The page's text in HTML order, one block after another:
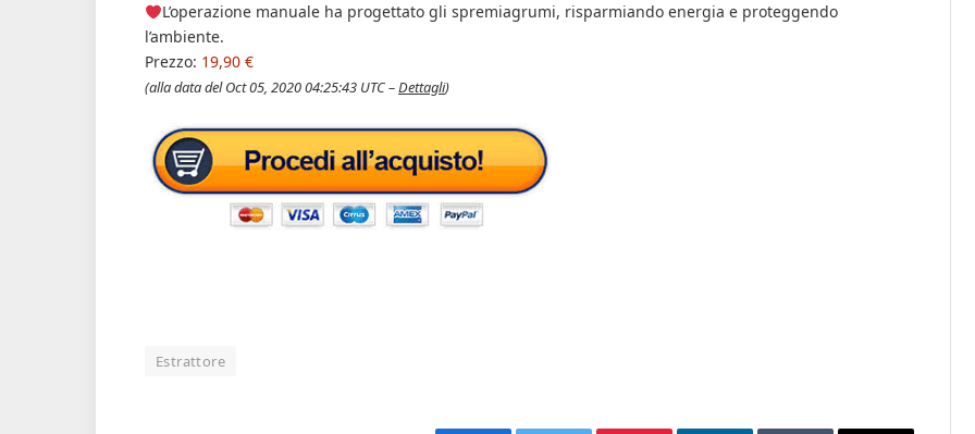
L’operazione manuale ha progettato gli spremiagrumi, risparmiando energia e proteggendo
l’ambiente.
Prezzo: 19,90 €
(alla data del Oct 05, 2020 04:25:43 UTC –Dettagli)
Estrattore